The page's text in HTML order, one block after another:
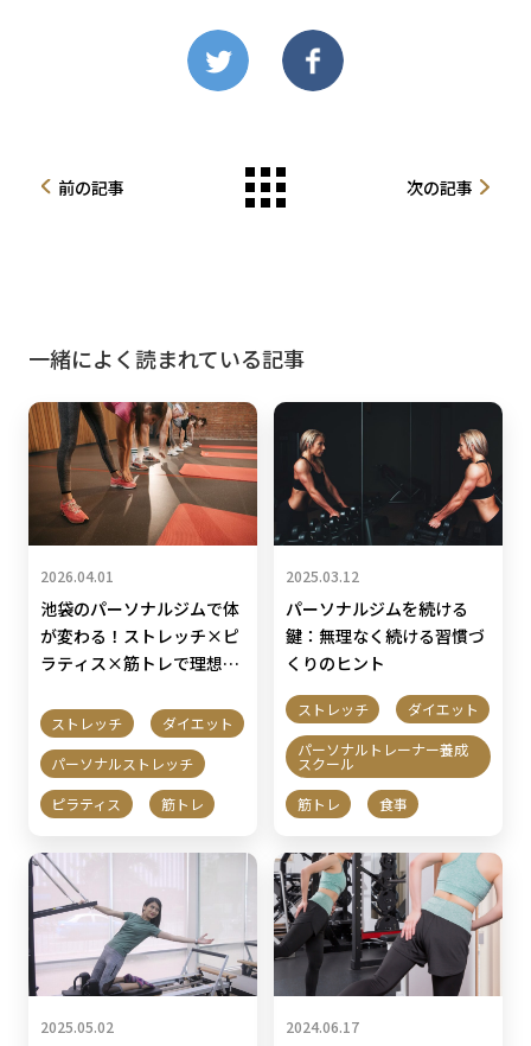
前の記事 次の記事
一緒によく読まれている記事
2026.04.01
池袋のパーソナルジムで体
が変わる！ストレッチ×ピ
ラティス×筋トレで理想の
ストレッチ
ダイエット
パーソナルストレッチ
ピラティス
筋トレ
2025.03.12
パーソナルジムを続ける
鍵：無理なく続ける習慣づ
くりのヒント
ストレッチ
ダイエット
パーソナルトレーナー養成
スクール
筋トレ
食事
2025.05.02 2024.06.17